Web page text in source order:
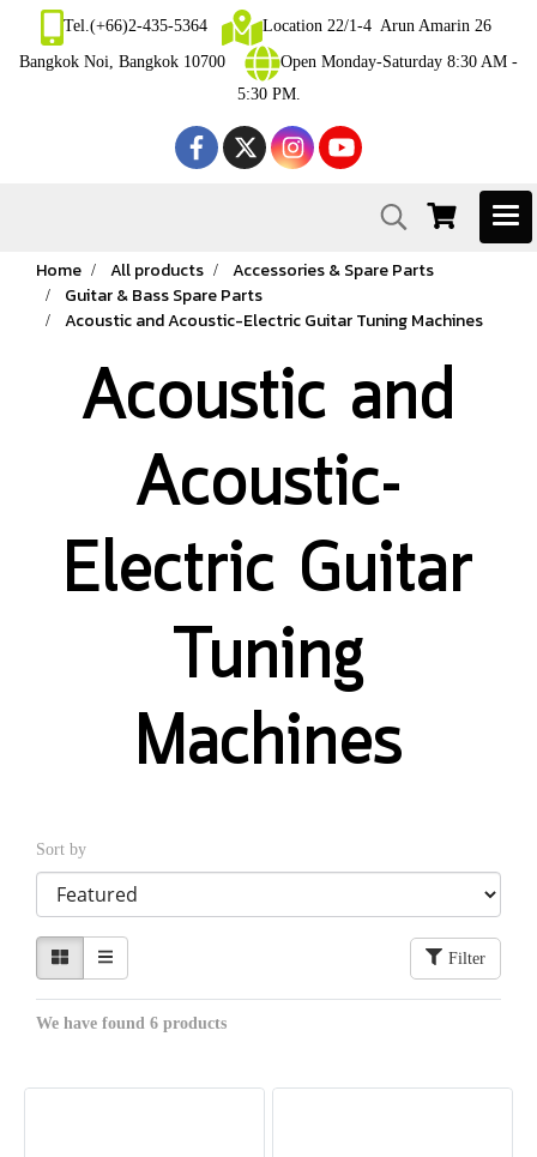
Tel.(+66)2-435-5364
Location 22/1-4 Arun Amarin 26
Bangkok Noi, Bangkok 10700
Open Monday-Saturday 8:30 AM -
5:30 PM.
Home All products
Accessories & Spare Parts
Guitar & Bass Spare Parts
Acoustic and Acoustic-Electric Guitar Tuning Machines
Acoustic and
Acoustic-
Electric Guitar
Tuning
Machines
Sort by
Filter
We have found 6 products